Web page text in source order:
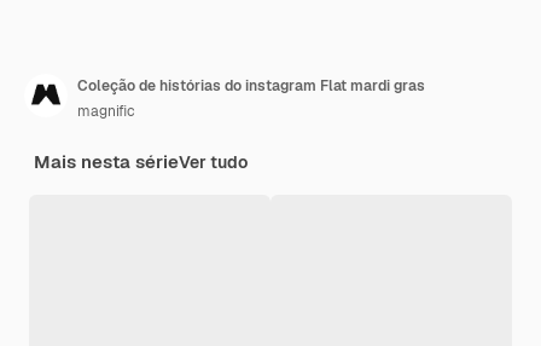
Coleção de histórias do instagram Flat mardi gras
magnific
Mais nesta sérieVer tudo